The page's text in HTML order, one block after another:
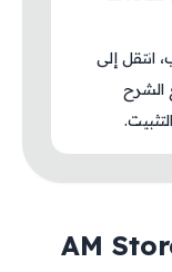
انتقل إلى
الشرح